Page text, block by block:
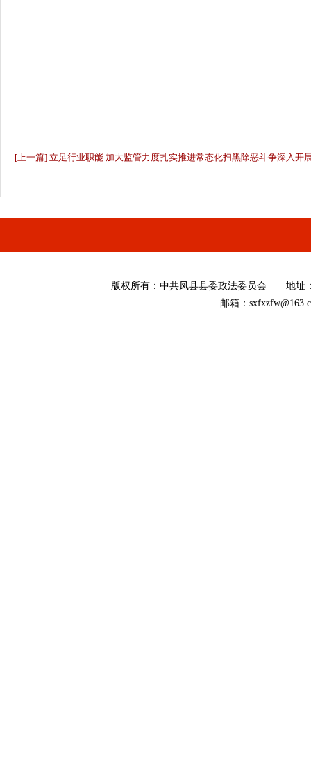
[上一篇] 立足行业职能 加大监管力度扎实推进常态化扫黑除恶斗争深入开
版权所有： 中共凤县县委政法委员会 地址
邮箱：